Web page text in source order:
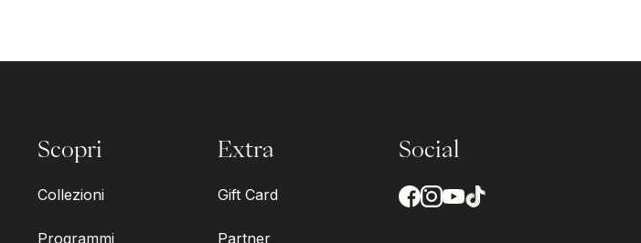
Scopri
Collezioni
Programmi
Extra
Gift Card
Partner
Social